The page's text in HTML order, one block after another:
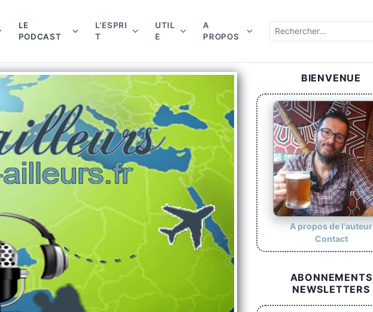
LE
PODCAST
L’ESPRI
T
UTIL
E
A
PROPOS
BIENVENUE
A propos de l'auteur
Contact
ABONNEMENTS
NEWSLETTERS